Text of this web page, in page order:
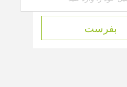
بفرست